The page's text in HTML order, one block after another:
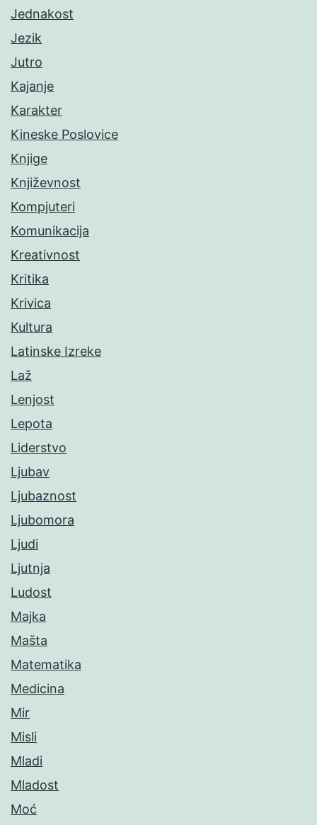
Jednakost
Jezik
Jutro
Kajanje
Karakter
Kineske Poslovice
Knjige
Književnost
Kompjuteri
Komunikacija
Kreativnost
Kritika
Krivica
Kultura
Latinske Izreke
Laž
Lenjost
Lepota
Liderstvo
Ljubav
Ljubaznost
Ljubomora
Ljudi
Ljutnja
Ludost
Majka
Mašta
Matematika
Medicina
Mir
Misli
Mladi
Mladost
Moć